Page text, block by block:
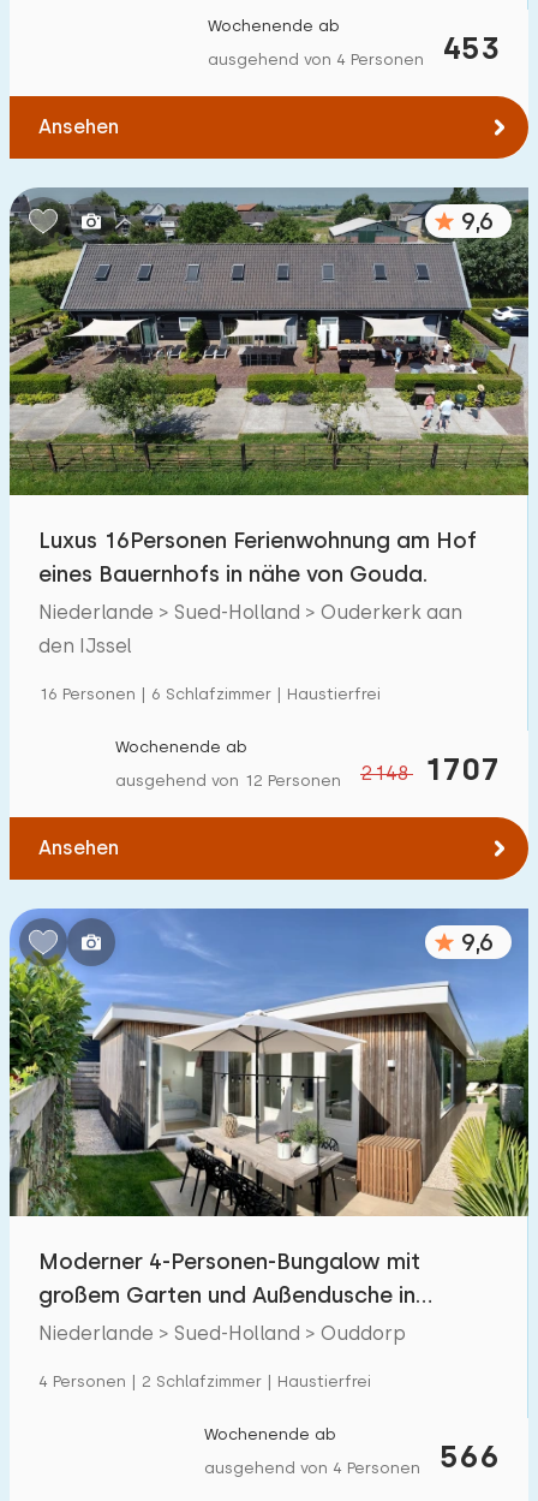
453
Wochenende ab
ausgehend von 4 Personen
Ansehen
9,6
Luxus 16Personen Ferienwohnung am Hof
eines Bauernhofs in nähe von Gouda.
Niederlande > Sued-Holland > Ouderkerk aan
den IJssel
16 Personen | 6 Schlafzimmer | Haustierfrei
2148 1707
Wochenende ab
ausgehend von 12 Personen
Ansehen
9,6
Moderner 4-Personen-Bungalow mit
großem Garten und Außendusche in
Ouddorp an der Küste
Niederlande > Sued-Holland > Ouddorp
4 Personen | 2 Schlafzimmer | Haustierfrei
566
Wochenende ab
ausgehend von 4 Personen